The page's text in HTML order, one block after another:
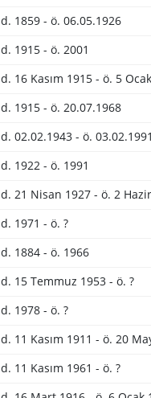
d. 1859 - ö. 06.05.1926
d. 1915 - ö. 2001
d. 16 Kasım 1915 - ö. 5
d. 1915 - ö. 20.07.1968
d. 02.02.1943 - ö. 03.02.1991
d. 1922 - ö. 1991
d. 21 Nisan 1927 - ö. 2
d. 1971 - ö. ?
d. 1884 - ö. 1966
d. 15 Temmuz 1953 - ö. ?
d. 1978 - ö. ?
d. 11 Kasım 1911 - ö. 20
d. 11 Kasım 1961 - ö. ?